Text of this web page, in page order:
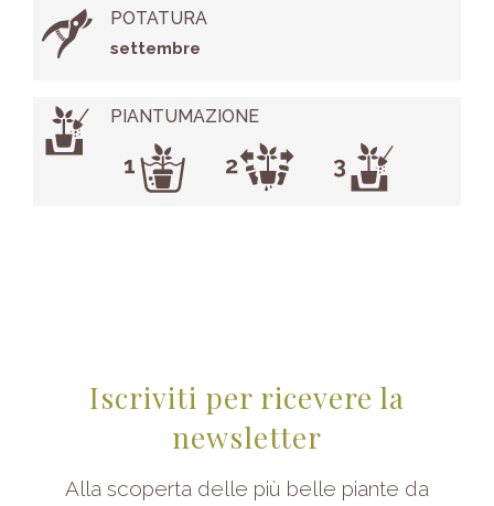
POTATURA
settembre
PIANTUMAZIONE
Iscriviti per ricevere la
newsletter
Alla scoperta delle più belle piante da